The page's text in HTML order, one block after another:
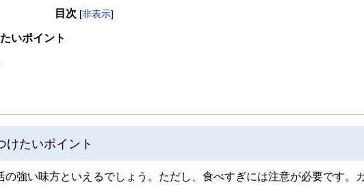
で、読者目線のコンテンツを追求しています。
ランナー、弁護士、税理士、宅地建物取引士、相続診断士、住宅ローンアドバイザー、DCプラン
、投資アナリスト、キャリアコンサルタントなど150名以上の有資格者を執筆者・監修者として迎
供するお金のコンシェルジュを目指します。
目次 [非表示]
いポイント
けたいポイント
強い味方といえるでしょう。ただし、食べすぎには注意が必要です。